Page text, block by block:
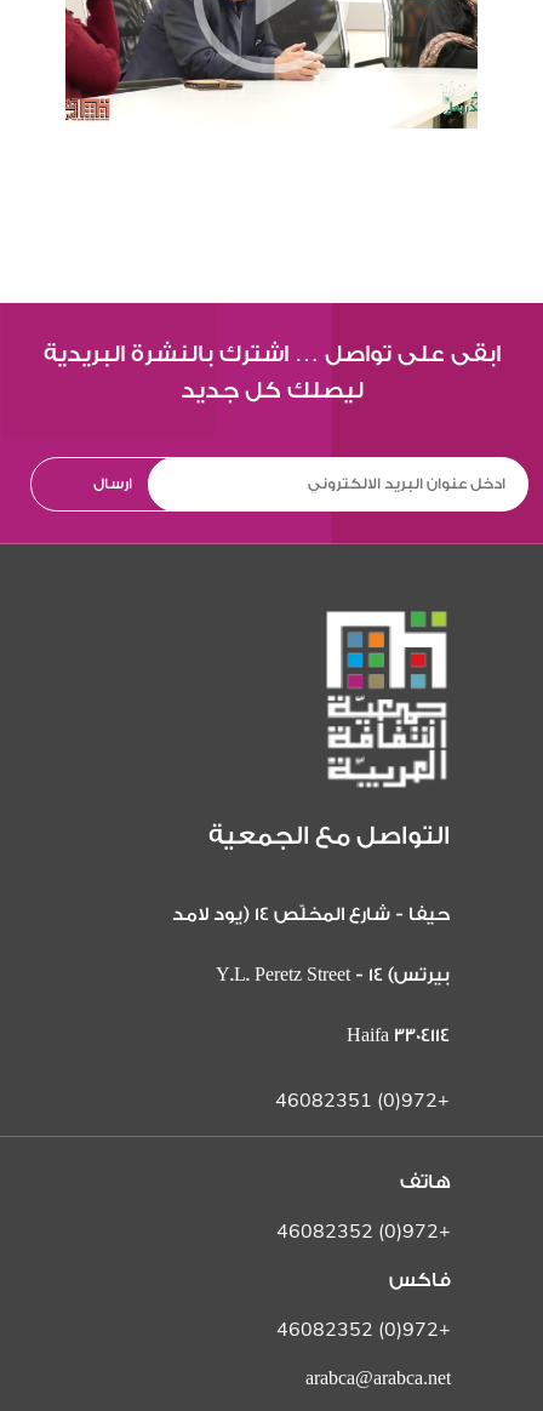
ابقى على تواصل … اشترك بالنشرة البريدية
ليصلك كل جديد
التواصل مع الجمعية
حيفا - شارع المخلّص 14 (يود لامد
بيرتس) 14 Y.L. Peretz Street -
Haifa 3304114
+972(0) 46082351
هاتف
+972(0) 46082352
فاكس
+972(0) 46082352
arabca@arabca.net